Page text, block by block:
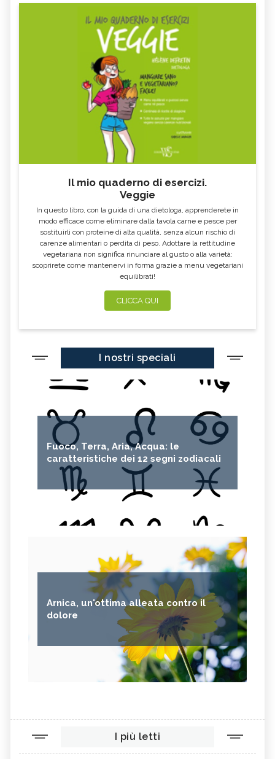
Il mio quaderno di esercizi.
Veggie
In questo libro, con la guida di una dietologa, apprenderete in
modo efficace come eliminare dalla tavola carne e pesce per
sostituirli con proteine di alta qualità, senza alcun rischio di
carenze alimentari o perdita di peso. Adottare la rettitudine
vegetariana non significa rinunciare al gusto o alla varietà:
scoprirete come mantenervi in forma grazie a menu vegetariani
equilibrati!
CLICCA QUI
I nostri speciali
Fuoco, Terra, Aria, Acqua: le
caratteristiche dei 12 segni zodiacali
Arnica, un'ottima alleata contro il
dolore
I più letti